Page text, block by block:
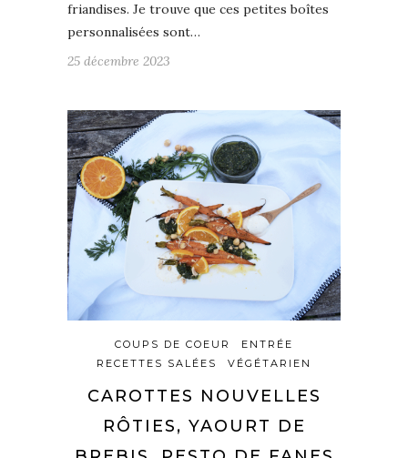
friandises. Je trouve que ces petites boîtes
personnalisées sont…
25 décembre 2023
COUPS DE COEUR
ENTRÉE
RECETTES SALÉES
VÉGÉTARIEN
CAROTTES NOUVELLES
RÔTIES, YAOURT DE